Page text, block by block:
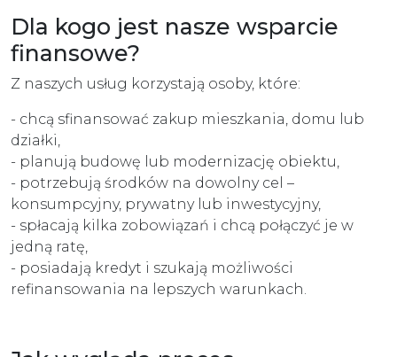
Dla kogo jest nasze wsparcie
finansowe?
Z naszych usług korzystają osoby, które:
- chcą sfinansować zakup mieszkania, domu lub
działki,
- planują budowę lub modernizację obiektu,
- potrzebują środków na dowolny cel –
konsumpcyjny, prywatny lub inwestycyjny,
- spłacają kilka zobowiązań i chcą połączyć je w
jedną ratę,
- posiadają kredyt i szukają możliwości
refinansowania na lepszych warunkach.